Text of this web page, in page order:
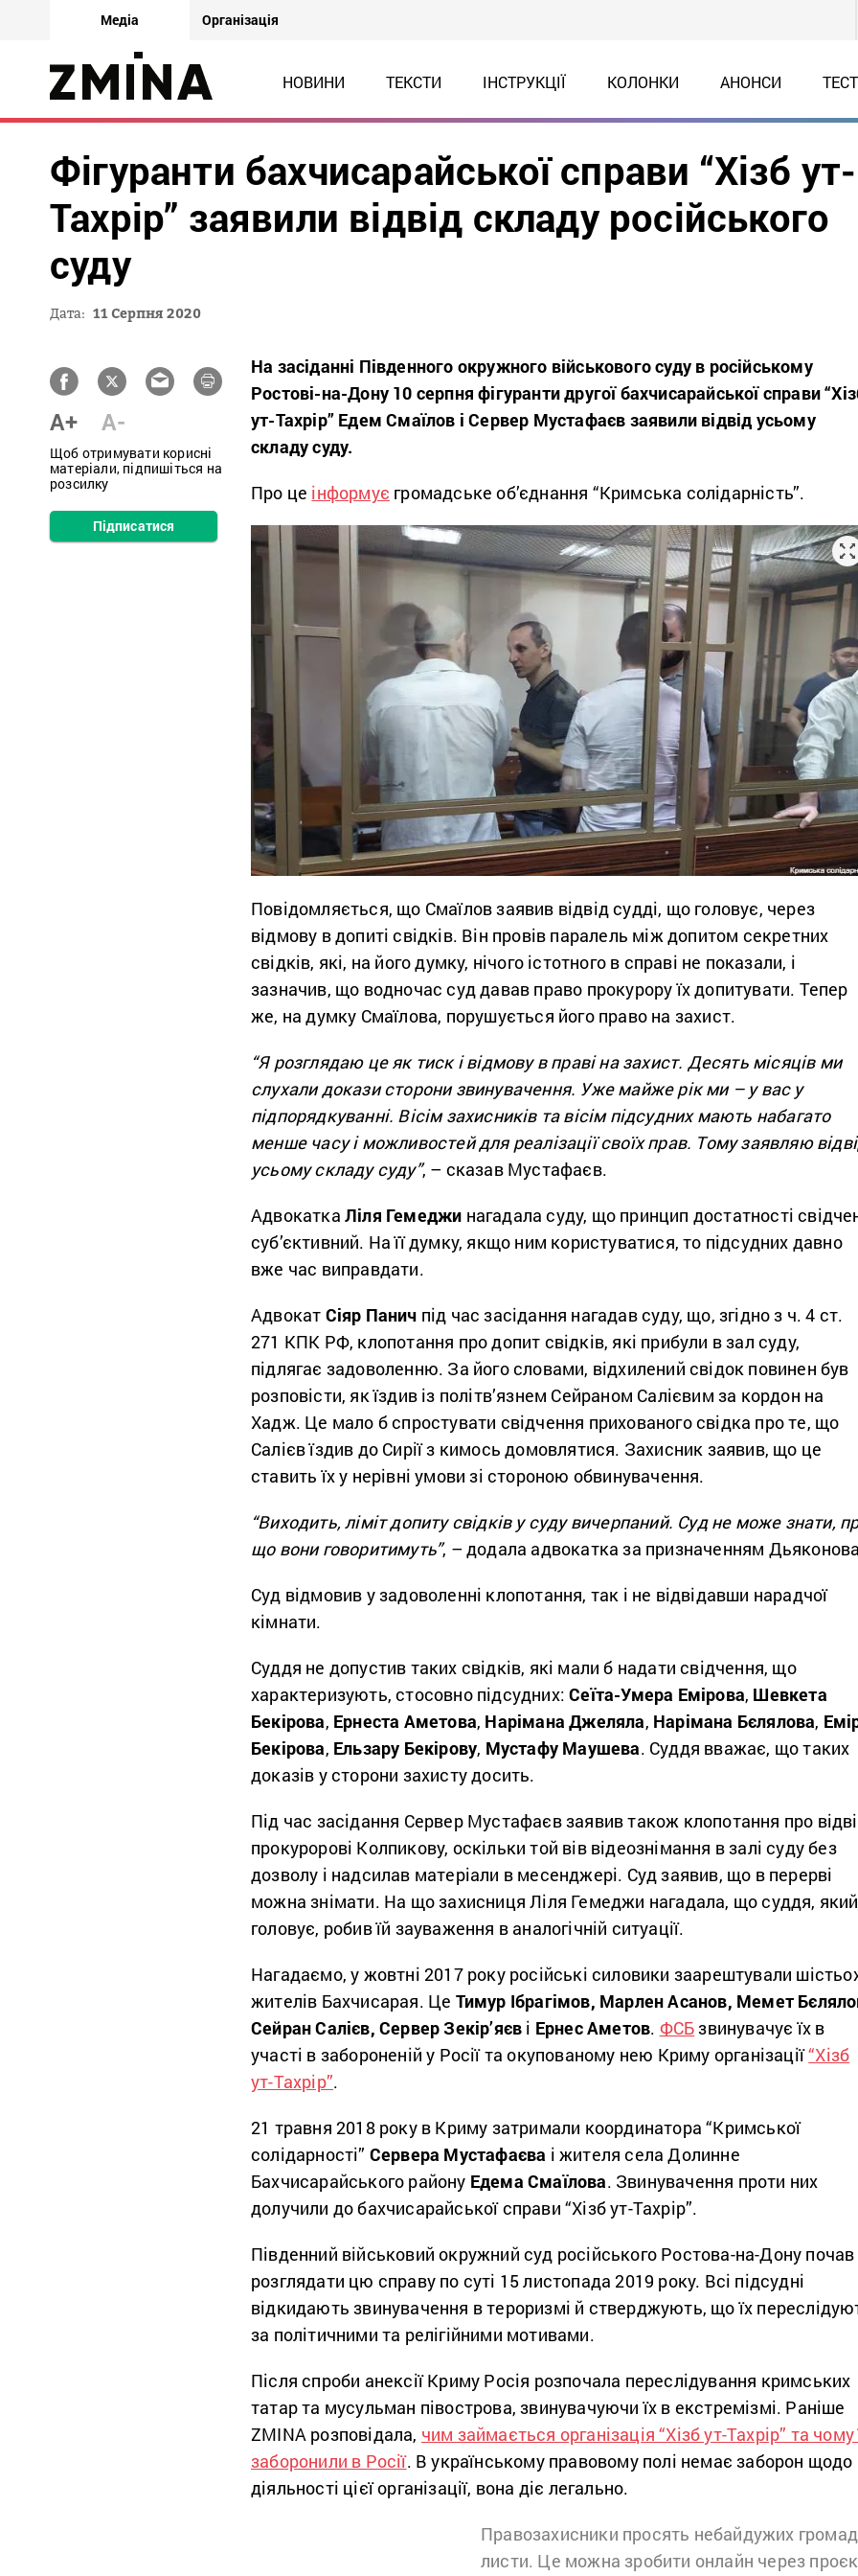
Медіа Організація
НОВИНИ ТЕКСТИ ІНСТРУКЦІЇ КОЛОНКИ АНОНСИ
Фігуранти бахчисарайської справи “Хізб ут-
Тахрір” заявили відвід складу російського
суду
Дата: 11 Серпня 2020
A+ A-
Щоб отримувати корисні
матеріали, підпишіться на
розсилку
Підписатися
На засіданні Південного окружного військового суду в російському
Ростові-на-Дону 10 серпня фігуранти другої бахчисарайської справи
ут-Тахрір” Едем Смаїлов і Сервер Мустафаєв заявили відвід усьому
складу суду.
Про це інформує громадське об’єднання “Кримська солідарність”.
Повідомляється, що Смаїлов заявив відвід судді, що головує, через
відмову в допиті свідків. Він провів паралель між допитом секретних
свідків, які, на його думку, нічого істотного в справі не показали, і
зазначив, що водночас суд давав право прокурору їх допитувати. Тепер
же, на думку Смаїлова, порушується його право на захист.
“Я розглядаю це як тиск і відмову в праві на захист. Десять місяців ми
слухали докази сторони звинувачення. Уже майже рік ми – у вас у
підпорядкуванні. Вісім захисників та вісім підсудних мають набагато
менше часу і можливостей для реалізації своїх прав. Тому заявляю
усьому складу суду”, – сказав Мустафаєв.
Адвокатка Ліля Гемеджи нагадала суду, що принцип достатності
суб’єктивний. На її думку, якщо ним користуватися, то підсудних давно
вже час виправдати.
Адвокат Сіяр Панич під час засідання нагадав суду, що, згідно з ч. 4 ст.
271 КПК РФ, клопотання про допит свідків, які прибули в зал суду,
підлягає задоволенню. За його словами, відхилений свідок повинен був
розповісти, як їздив із політв’язнем Сейраном Салієвим за кордон на
Хадж. Це мало б спростувати свідчення прихованого свідка про те, що
Салієв їздив до Сирії з кимось домовлятися. Захисник заявив, що це
ставить їх у нерівні умови зі стороною обвинувачення.
“Виходить, ліміт допиту свідків у суду вичерпаний. Суд не може знати,
що вони говоритимуть”, – додала адвокатка за призначенням
Суд відмовив у задоволенні клопотання, так і не відвідавши нарадчої
кімнати.
Суддя не допустив таких свідків, які мали б надати свідчення, що
характеризують, стосовно підсудних:Сеїта-Умера Емірова, Шевкета
Бекірова, Ернеста Аметова, Нарімана Джеляла, Нарімана Бєлялова,
Бекірова, Ельзару Бекірову, Мустафу Маушева. Суддя вважає, що таких
доказів у сторони захисту досить.
Під час засідання Сервер Мустафаєв заявив також клопотання про
прокуророві Колпикову, оскільки той вів відеознімання в залі суду без
дозволу і надсилав матеріали в месенджері. Суд заявив, що в перерві
можна знімати. На що захисниця Ліля Гемеджи нагадала, що суддя, який
головує, робив їй зауваження в аналогічній ситуації.
Нагадаємо, у жовтні 2017 року російські силовики заарештували
жителів Бахчисарая. Це Тимур Ібрагімов, Марлен Асанов, Мемет
Сейран Салієв, Сервер Зекір’яєв і Ернес Аметов. ФСБзвинувачує їх в
участі в забороненій у Росії та окупованому нею Криму організації“Хізб
ут-Тахрір”.
21 травня 2018 року в Криму затримали координатора “Кримської
солідарності” Сервера Мустафаєва і жителя села Долинне
Бахчисарайського району Едема Смаїлова. Звинувачення проти них
долучили до бахчисарайської справи “Хізб ут-Тахрір”.
Південний військовий окружний суд російського Ростова-на-Дону почав
розглядати цю справу по суті 15 листопада 2019 року. Всі підсудні
відкидають звинувачення в тероризмі й стверджують, що їх
за політичними та релігійними мотивами.
Після спроби анексії Криму Росія розпочала переслідування кримських
татар та мусульман півострова, звинувачуючи їх в екстремізмі. Раніше
ZMINA розповідала, чим займається організація “Хізб ут-Тахрір” та чому
заборонили в Росії. В українському правовому полі немає заборон щодо
діяльності цієї організації, вона діє легально.
Правозахисники просять небайдужих
листи. Це можна зробити онлайн через